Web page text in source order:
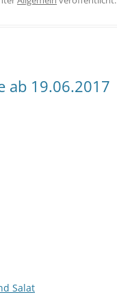
ab 19.06.2017
Salat